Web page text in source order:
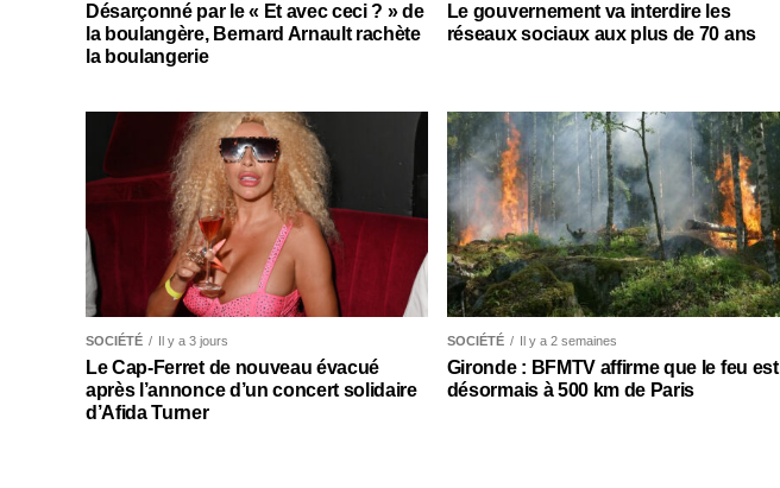
Désarçonné par le « Et avec ceci ? » de
la boulangère, Bernard Arnault rachète
la boulangerie
Le gouvernement va interdire les
réseaux sociaux aux plus de 70 ans
SOCIÉTÉ Il y a 3 jours
Le Cap-Ferret de nouveau évacué
après l’annonce d’un concert solidaire
d’Afida Turner
SOCIÉTÉ Il y a 2 semaines
Gironde : BFMTV affirme que le feu est
désormais à 500 km de Paris